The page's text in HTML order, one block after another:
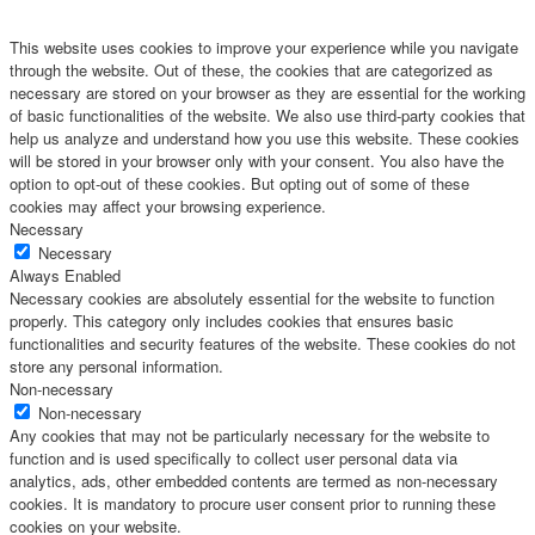
This website uses cookies to improve your experience while you navigate
through the website. Out of these, the cookies that are categorized as
necessary are stored on your browser as they are essential for the working
of basic functionalities of the website. We also use third-party cookies that
help us analyze and understand how you use this website. These cookies
will be stored in your browser only with your consent. You also have the
option to opt-out of these cookies. But opting out of some of these
cookies may affect your browsing experience.
Necessary
Necessary
Always Enabled
Necessary cookies are absolutely essential for the website to function
properly. This category only includes cookies that ensures basic
functionalities and security features of the website. These cookies do not
store any personal information.
Non-necessary
Non-necessary
Any cookies that may not be particularly necessary for the website to
function and is used specifically to collect user personal data via
analytics, ads, other embedded contents are termed as non-necessary
cookies. It is mandatory to procure user consent prior to running these
cookies on your website.